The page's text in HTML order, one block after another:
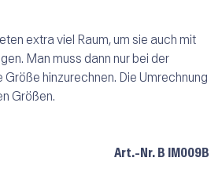
extra viel Raum, um sie auch mit
Man muss dann nur bei der
hinzurechnen. Die Umrechnung
Größen.
Art.-Nr. B IM009B